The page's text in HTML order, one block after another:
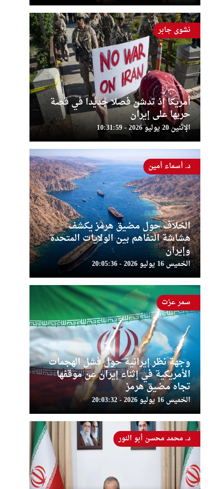
أمريكا إذ تدشن فصلا جديدا في قصة
حربها على إيران
الإثنين 20 يوليو 2026 - 10:31:59
نشوى جابر
الخلاف حول مضيق هرمز يكشف
هشاشة التفاهم بين الولايات المتحدة
وإيران
الخميس 16 يوليو 2026 - 20:05:36
د. أسماء أمين
وجهة نظر إيرانية حول فشل الهجمات
الأمريكية في إثناء إيران عن موقفها
تجاه مضيق هرمز
الخميس 16 يوليو 2026 - 20:03:32
سمر عزت
د. محمد محسن أبو النور